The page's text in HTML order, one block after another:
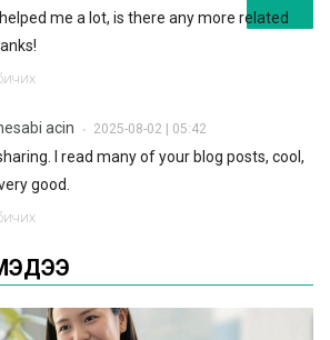
me a lot, is there any more related
acin • 2025-08-02 | 05:42
I read many of your blog posts, cool,
good.